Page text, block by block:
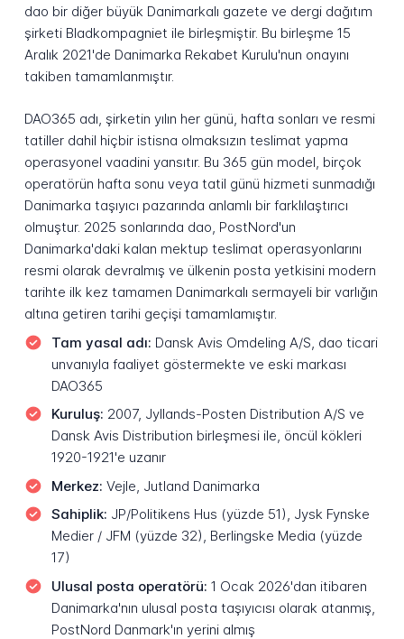
dao bir diğer büyük Danimarkalı gazete ve dergi dağıtım
şirketi Bladkompagniet ile birleşmiştir. Bu birleşme 15
Aralık 2021'de Danimarka Rekabet Kurulu'nun onayını
takiben tamamlanmıştır.
DAO365 adı, şirketin yılın her günü, hafta sonları ve resmi
tatiller dahil hiçbir istisna olmaksızın teslimat yapma
operasyonel vaadini yansıtır. Bu 365 gün model, birçok
operatörün hafta sonu veya tatil günü hizmeti sunmadığı
Danimarka taşıyıcı pazarında anlamlı bir farklılaştırıcı
olmuştur. 2025 sonlarında dao, PostNord'un
Danimarka'daki kalan mektup teslimat operasyonlarını
resmi olarak devralmış ve ülkenin posta yetkisini modern
tarihte ilk kez tamamen Danimarkalı sermayeli bir varlığın
altına getiren tarihi geçişi tamamlamıştır.
Tam yasal adı: Dansk Avis Omdeling A/S, dao ticari
unvanıyla faaliyet göstermekte ve eski markası
DAO365
Kuruluş: 2007, Jyllands-Posten Distribution A/S ve
Dansk Avis Distribution birleşmesi ile, öncül kökleri
1920-1921'e uzanır
Merkez: Vejle, Jutland Danimarka
Sahiplik: JP/Politikens Hus (yüzde 51), Jysk Fynske
Medier / JFM (yüzde 32), Berlingske Media (yüzde
17)
Ulusal posta operatörü: 1 Ocak 2026'dan itibaren
Danimarka'nın ulusal posta taşıyıcısı olarak atanmış,
PostNord Danmark'ın yerini almış